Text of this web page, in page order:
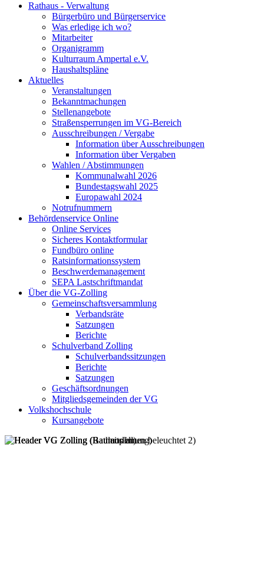
Rathaus - Verwaltung
Bürgerbüro und Bürgerservice
Was erledige ich wo?
Mitarbeiter
Organigramm
Kulturraum Ampertal e.V.
Haushaltspläne
Aktuelles
Veranstaltungen
Bekanntmachungen
Stellenangebote
Straßensperrungen im VG-Bereich
Ausschreibungen / Vergabe
Information über Ausschreibungen
Information über Vergaben
Wahlen / Abstimmungen
Kommunalwahl 2026
Bundestagswahl 2025
Europawahl 2024
Notrufnummern
Behördenservice Online
Online Services
Sicheres Kontaktformular
Fundbüro online
Ratsinformationssystem
Beschwerdemanagement
SEPA Lastschriftmandat
Über die VG-Zolling
Gemeinschaftsversammlung
Verbandsräte
Satzungen
Berichte
Schulverband Zolling
Schulverbandssitzungen
Berichte
Satzungen
Geschäftsordnungen
Mitgliedsgemeinden der VG
Volkshochschule
Kursangebote